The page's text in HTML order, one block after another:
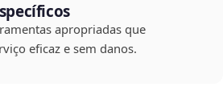
apropriadas que
eficaz e sem danos.